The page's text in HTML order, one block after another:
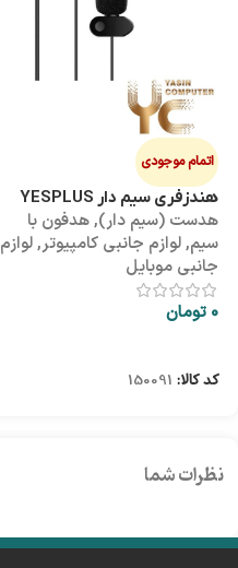
اتمام موجودی
هندزفری سیم دار YESPLUS
YS-113
هدست (سیم دار),هدفون با
سیم,لوازم جانبی کامپیوتر,لوازم
جانبی موبایل
0 تومان
کد کالا: 150091
نظرات شما